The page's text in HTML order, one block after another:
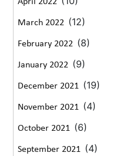
March 2022 (12)
February 2022 (8)
January 2022 (9)
December 2021 (19)
November 2021 (4)
October 2021 (6)
September 2021 (4)